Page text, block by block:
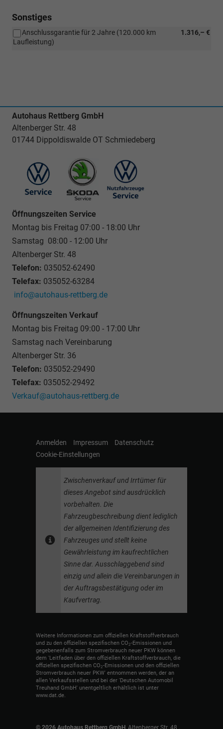
Leeds
oder
18"
Leichtmetallfelgen
Leichtmetallfelgen
Leeds
Schwarz
Leichtmetallersatzrad
Sonstiges
1.316,– €
Anschlussgarantie für 2 Jahre (120.000 km
Laufleistung)
Autohaus Rettberg GmbH
Altenberger Str. 48
01744 Dippoldiswalde OT Schmiedeberg
Öffnungszeiten Service
Montag bis Freitag 07:00 - 18:00 Uhr
Samstag 08:00 - 12:00 Uhr
Altenberger Str. 48
Telefon: 035052-62490
Telefax: 035052-63284
info@autohaus-rettberg.de
Öffnungszeiten Verkauf
Montag bis Freitag 09:00 - 17:00 Uhr
Samstag nach Vereinbarung
Altenberger Str. 36
Telefon: 035052-29490
Telefax: 035052-29492
Verkauf@autohaus-rettberg.de
Anmelden Impressum
Datenschutz
Cookie-Einstellungen
Zwischenverkauf und Irrtümer für
dieses Angebot sind ausdrücklich
vorbehalten. Die
Fahrzeugbeschreibung dient lediglich
der allgemeinen Identifizierung des
Fahrzeuges und stellt keine
Gewährleistung im kaufrechtlichen
Sinne dar. Ausschlaggebend sind
einzig und allein die Vereinbarungen in
der Auftragsbestätigung oder im
Kaufvertrag.
Weitere Informationen zum offiziellen Kraftstoffverbrauch
und zu den offiziellen spezifischen CO2-Emissionen und
gegebenenfalls zum Stromverbrauch neuer PKW können
dem 'Leitfaden über den offiziellen Kraftstoffverbrauch, die
offiziellen spezifischen CO2-Emissionen und den offiziellen
Stromverbrauch neuer PKW' entnommen werden, der an
allen Verkaufsstellen und bei der 'Deutschen Automobil
Treuhand GmbH' unentgeltlich erhältlich ist unter
www.dat.de.
© 2026 Autohaus Rettberg GmbH Altenberger Str. 48